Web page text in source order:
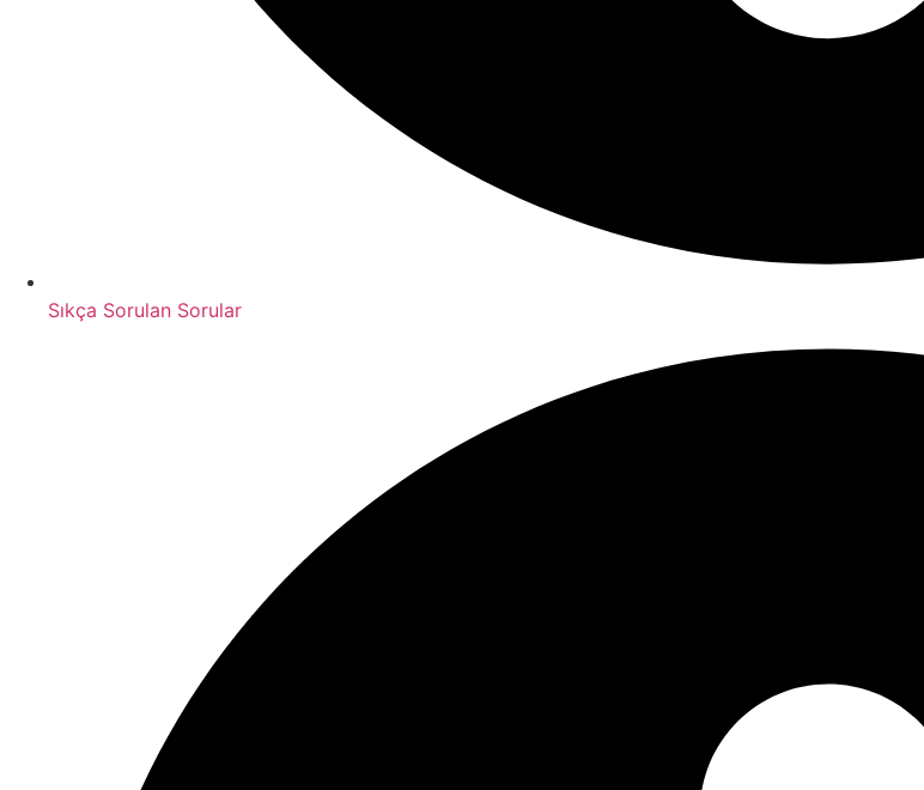
Sıkça Sorulan Sorular